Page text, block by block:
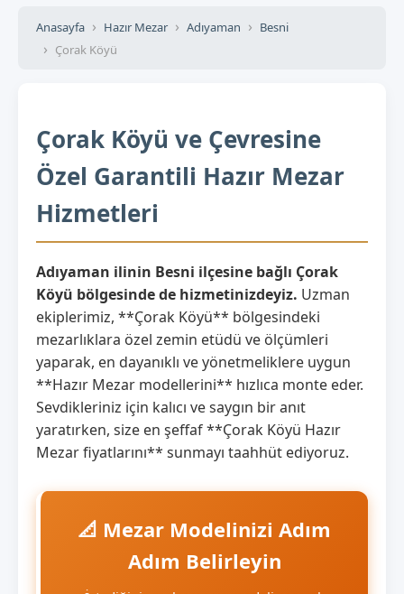
Anasayfa Hazır Mezar Adıyaman
Besni
Çorak Köyü
Çorak Köyü ve Çevresine
Özel Garantili Hazır Mezar
Hizmetleri
Adıyaman ilinin Besni ilçesine bağlı Çorak
Köyü bölgesinde de hizmetinizdeyiz. Uzman
ekiplerimiz, **Çorak Köyü** bölgesindeki
mezarlıklara özel zemin etüdü ve ölçümleri
yaparak, en dayanıklı ve yönetmeliklere uygun
**Hazır Mezar modellerini** hızlıca monte eder.
Sevdikleriniz için kalıcı ve saygın bir anıt
yaratırken, size en şeffaf **Çorak Köyü Hazır
Mezar fiyatlarını** sunmayı taahhüt ediyoruz.
📐 Mezar Modelinizi Adım
Adım Belirleyin